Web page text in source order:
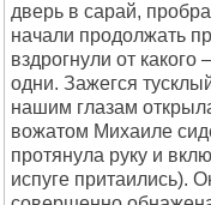
дверь в сарай,
начали продолжать
вздрогнули от
одни. Зажегся
нашим глазам
вожатом Михаиле
протянула руку и
испуге притаились).